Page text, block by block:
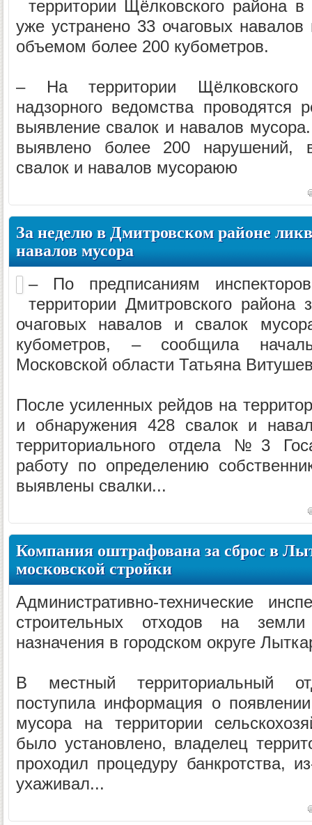
территории Щёлковского района в
уже устранено 33 очаговых
объемом более 200 кубометров.
– На территории Щёлковского
надзорного ведомства проводятся
выявление свалок и навалов
выявлено более 200 нарушений,
свалок и навалов мусораюю
За неделю в Дмитровском районе
навалов мусора
– По предписаниям
территории Дмитровского района
очаговых навалов и свалок
кубометров, – сообщила
Московской области Татьяна
После усиленных рейдов на
и обнаружения 428 свалок и
территориального отдела №3
работу по определению
выявлены свалки...
Компания оштрафована за сброс в
московской стройки
Административно-технические
строительных отходов на земли
назначения в городском округе
В местный территориальный
поступила информация о
мусора на территории
было установлено, владелец
проходил процедуру банкротства,
ухаживал...